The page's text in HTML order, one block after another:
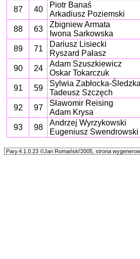
87 40
Piotr Banaś
Arkadiusz Poziemski
88 63
Zbigniew Armata
Iwona Sarkowska
89 71
Dariusz Lisiecki
Ryszard Pałasz
90
24
Adam Szuszkiewicz
Oskar Tokarczuk
91
59
Sylwia Zabłocka-Śledzka
Tadeusz Szczęch
92 97
Sławomir Reising
Adam Krysa
93
98
Andrzej Wyrzykowski
Eugeniusz Swendrowski
Pary.4.1.0.23 ©Jan Romański'2005, strona